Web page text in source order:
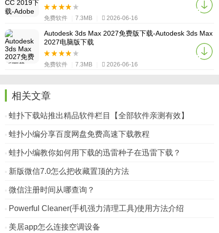
免费软件 7.3MB 2026-06-16
Autodesk 3ds Max 2027免费版下载-Autodesk 3ds Max
2027电脑版下载
免费软件 7.3MB 2026-06-16
相关文章
蛙扑下载站推出精品软件栏目【全部软件亲测有效】
蛙扑小编分享百度网盘免费高速下载教程
蛙扑小编教你如何用下载的迅雷种子在迅雷下载？
新版微信7.0怎么把收藏置顶的方法
微信注册时间从哪查询？
Powerful Cleaner(手机强力清理工具)使用方法介绍
美居app怎么连接空调设备